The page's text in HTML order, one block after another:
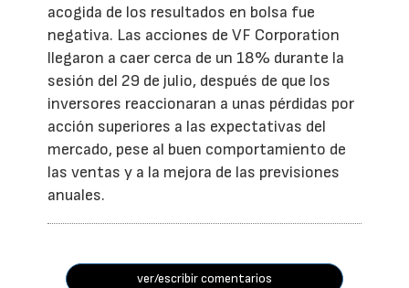
acogida de los resultados en bolsa fue
negativa. Las acciones de VF Corporation
llegaron a caer cerca de un 18% durante la
sesión del 29 de julio, después de que los
inversores reaccionaran a unas pérdidas por
acción superiores a las expectativas del
mercado, pese al buen comportamiento de
las ventas y a la mejora de las previsiones
anuales.
ver/escribir comentarios